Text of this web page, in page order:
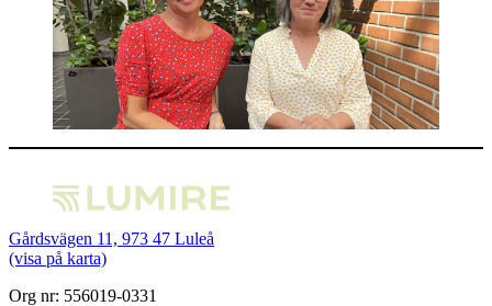
Gårdsvägen 11, 973 47 Luleå
(visa på karta)
Org nr: 556019-0331